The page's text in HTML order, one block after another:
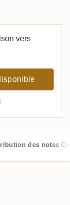
vers
des notes